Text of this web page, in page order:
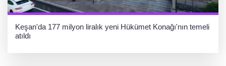
Keşan'da 177 milyon liralık yeni Hükümet Konağı'nın temeli
atıldı